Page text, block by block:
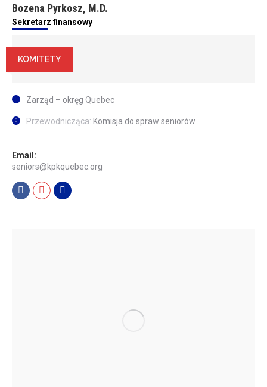
Bozena Pyrkosz, M.D.
Sekretarz finansowy
KOMITETY
Zarząd – okręg Quebec
Przewodnicząca: Komisja do spraw seniorów
Email:
seniors@kpkquebec.org
Facebook
Mail Linkedin